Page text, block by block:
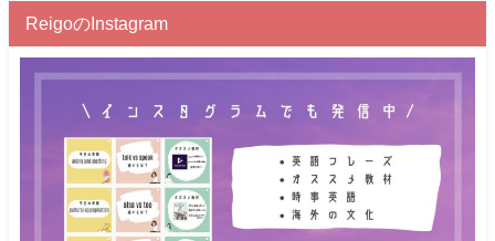
ReigoのInstagram